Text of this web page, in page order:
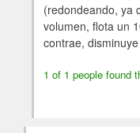
(redondeando, ya
volumen, flota un
contrae,
1 of 1 people found